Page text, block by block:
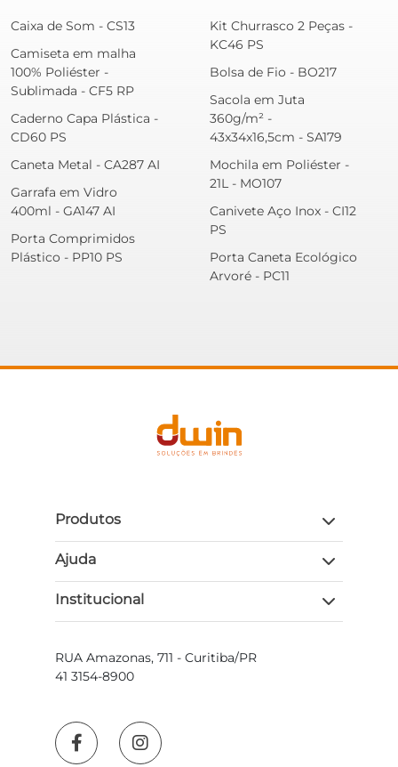
Caixa de Som - CS13
Camiseta em malha
100% Poliéster -
Sublimada - CF5 RP
Caderno Capa Plástica -
CD60 PS
Kit Churrasco 2 Peças -
KC46 PS
Bolsa de Fio - BO217
Sacola em Juta
360g/m² -
43x34x16,5cm - SA179
Caneta Metal - CA287 AI
Garrafa em Vidro
400ml - GA147 AI
Porta Comprimidos
Plástico - PP10 PS
Mochila em Poliéster -
21L - MO107
Canivete Aço Inox - CI12
PS
Porta Caneta Ecológico
Arvoré - PC11
Produtos
Ajuda
Institucional
RUA Amazonas, 711 - Curitiba/PR
41 3154-8900